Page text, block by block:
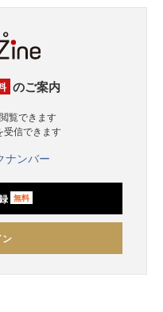
のご案内
覧できます
受信できます
ナンバー
無料
ン